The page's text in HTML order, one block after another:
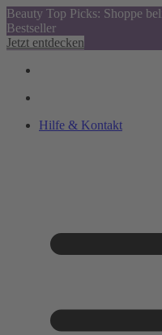
Beauty Top Picks: Shoppe
Bestseller
Jetzt entdecken
Hilfe & Kontakt